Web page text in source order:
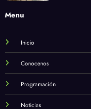
Menu
Inicio
Conocenos
Programación
Noticias